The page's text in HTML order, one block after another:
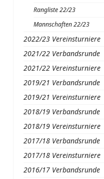
Rangliste 22/23
Mannschaften 22/23
2022/23 Vereinsturniere
2021/22 Verbandsrunde
2021/22 Vereinsturniere
2019/21 Verbandsrunde
2019/21 Vereinsturniere
2018/19 Verbandsrunde
2018/19 Vereinsturniere
2017/18 Verbandsrunde
2017/18 Vereinsturniere
2016/17 Verbandsrunde